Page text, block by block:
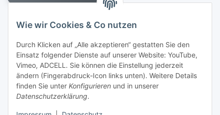
Wie wir Cookies & Co nutzen
Durch Klicken auf „Alle akzeptieren“ gestatten Sie den
Einsatz folgender Dienste auf unserer Website: YouTube,
Vimeo, ADCELL. Sie können die Einstellung jederzeit
ändern (Fingerabdruck-Icon links unten). Weitere Details
finden Sie unter Konfigurieren und in unserer
Datenschutzerklärung.
Berliner Allee 38
13088 Berlin
Shop +49 30 4280 2070
Fax +49 30 4280 2071